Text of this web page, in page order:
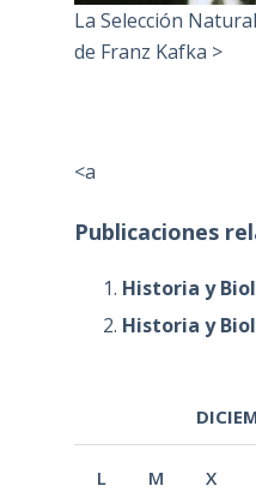
La Selección
de Franz Kafka >
<a
Publicaciones
Historia y
Historia y
L M X